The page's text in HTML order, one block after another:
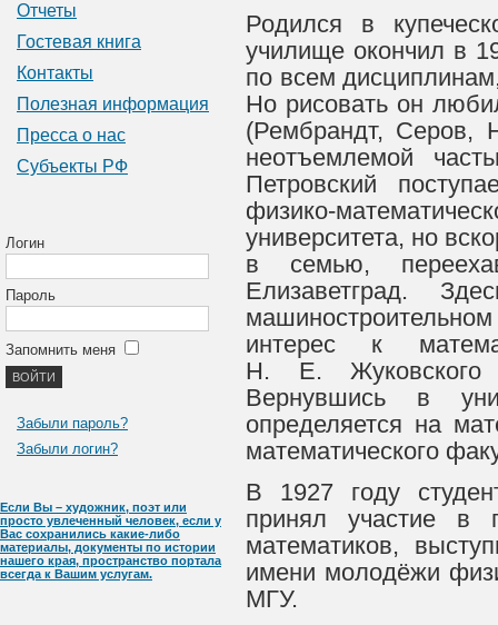
Родился в
училище окончил в
по всем
Но рисовать он
(Рембрандт, Серов,
неотъемлемой
Петровский
физико-
университета, но
в семью,
Елизаветград.
интерес к
Н. Е. Жуковского
Вернувшись в
определяется на
математического
В 1927 году
принял участие в
математиков,
имени молодёжи
МГУ.
Отчеты
Гостевая книга
Контакты
Полезная информация
Пресса о нас
Субъекты РФ
Логин
Пароль
Запомнить меня
Забыли пароль?
Забыли логин?
Если Вы – художник, поэт или
просто увлеченный человек, если у
Вас сохранились какие-либо
материалы, документы по истории
нашего края, пространство портала
всегда к Вашим услугам.